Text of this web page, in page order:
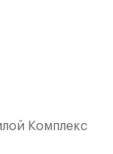
Комплекс